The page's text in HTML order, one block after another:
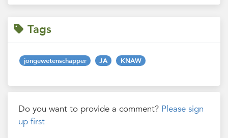
Tags
jongewetenschapper JA KNAW
Do you want to provide a comment? Please sign
up first